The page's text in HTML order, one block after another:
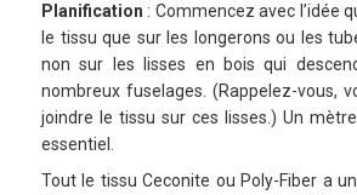
Planification : Commencez avec l’idée
le tissu que sur les longerons ou les
non sur les lisses en bois qui
nombreux fuselages. (Rappelez-vous,
joindre le tissu sur ces lisses.) Un
essentiel.
Tout le tissu Ceconite ou Poly-Fiber a